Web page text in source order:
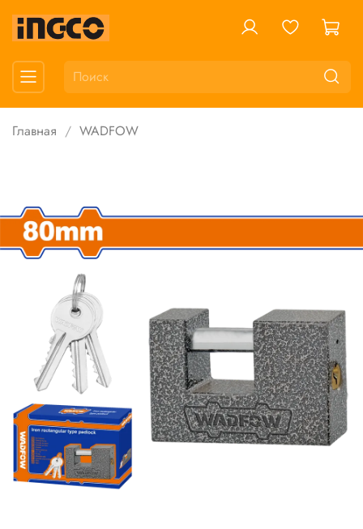
Главная WADFOW